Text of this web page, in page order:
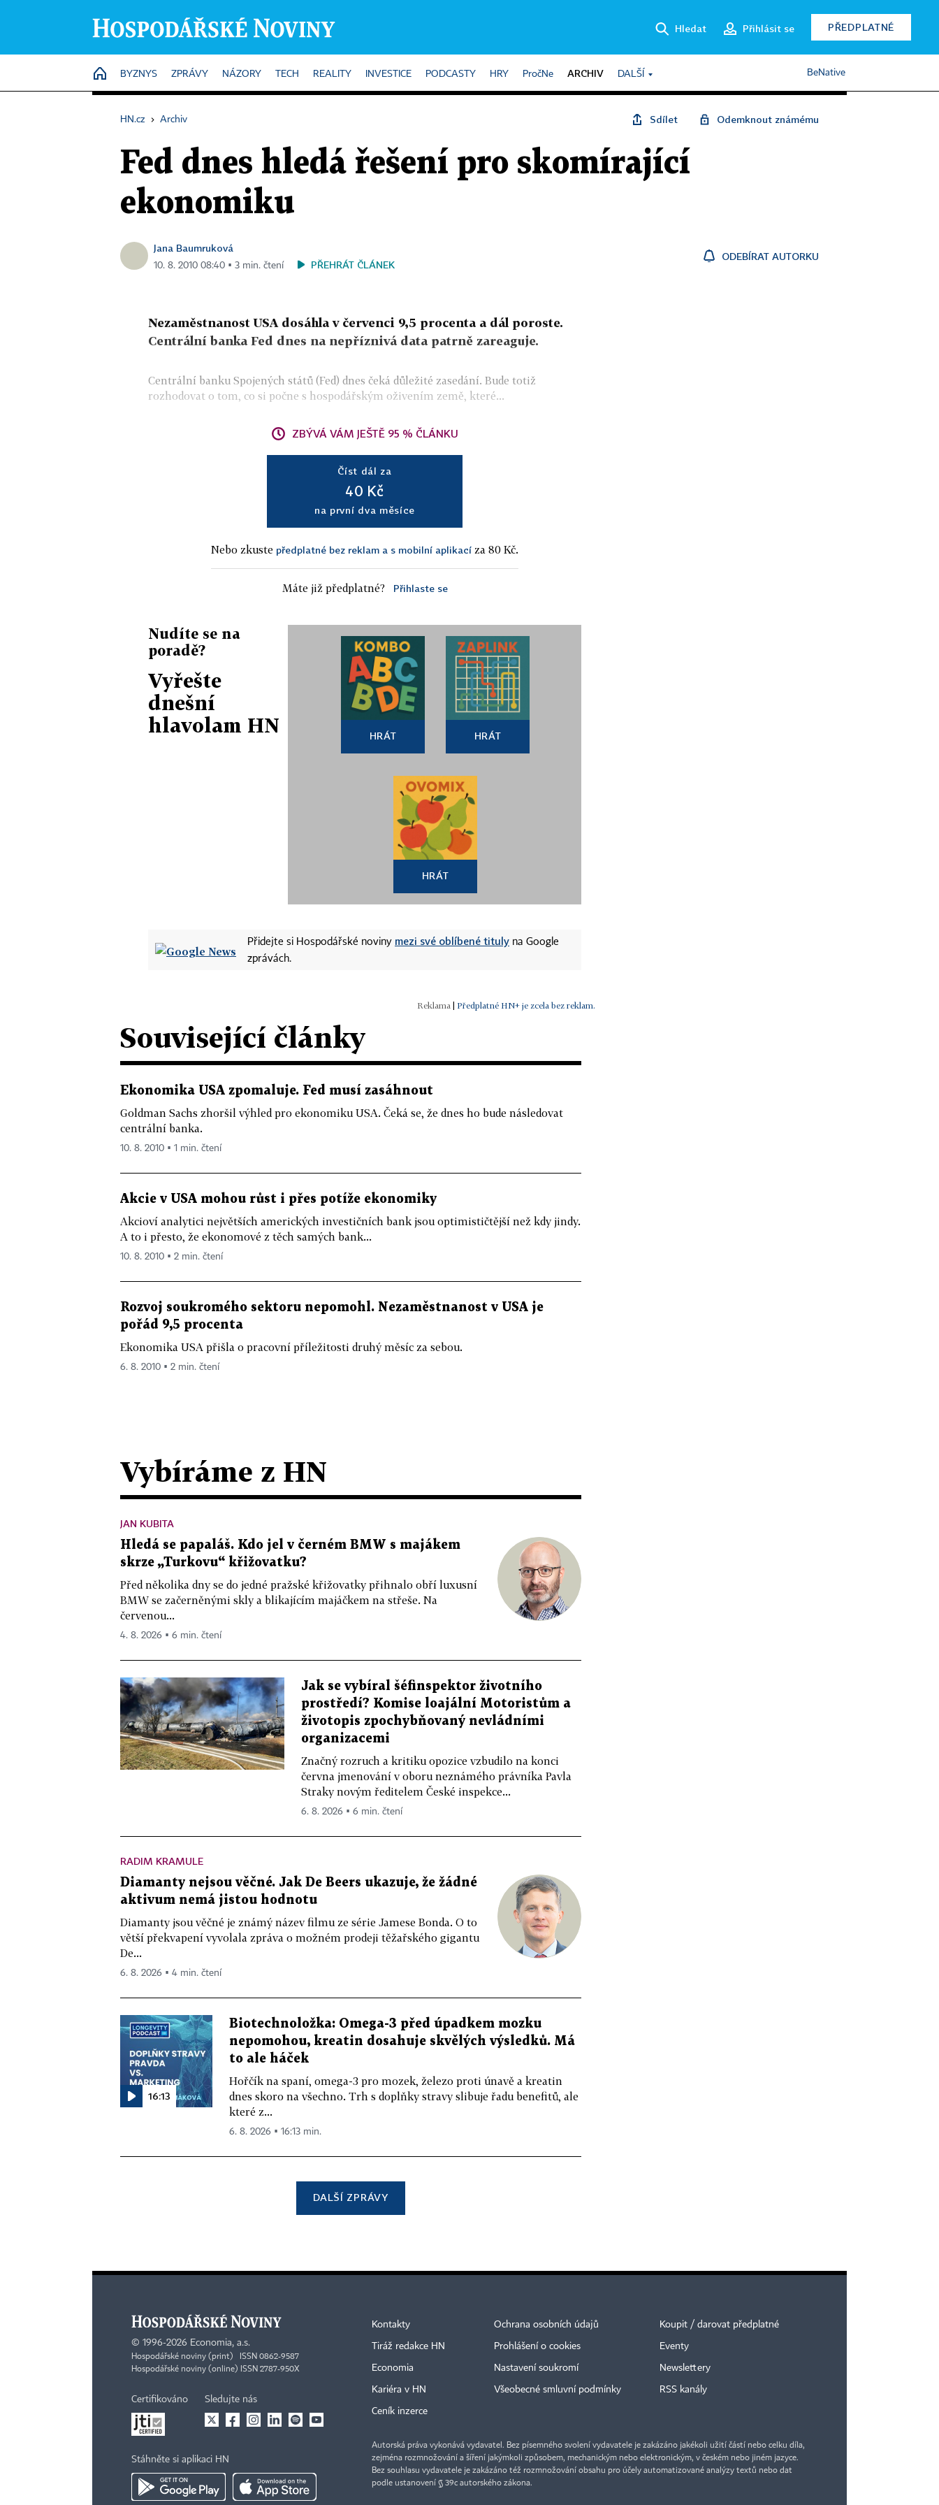
Hledat Přihlásit se PŘEDPLATNÉ
HOME
BYZNYS ZPRÁVY NÁZORY TECH REALITY INVESTICE PODCASTY HRY PročNe ARCHIV DALŠÍ BeNative
HN.cz › Archiv Sdílet Odemknout známému
Fed dnes hledá řešení pro skomírající
ekonomiku
Jana Baumruková
10. 8. 2010 08:40 ▪ 3 min. čtení PŘEHRÁT ČLÁNEK
ODEBÍRAT AUTORKU
Nezaměstnanost USA dosáhla v červenci 9,5 procenta a dál poroste.
Centrální banka Fed dnes na nepříznivá data patrně zareaguje.
Centrální banku Spojených států (Fed) dnes čeká důležité zasedání. Bude totiž
rozhodovat o tom, co si počne s hospodářským oživením země, které...
ZBÝVÁ VÁM JEŠTĚ 95 % ČLÁNKU
Číst dál za
40 Kč
na první dva měsíce
Nebo zkuste předplatné bez reklam a s mobilní aplikací za 80 Kč.
Máte již předplatné? Přihlaste se
Nudíte se na
poradě?
Vyřešte
dnešní
hlavolam HN
HRÁT HRÁT
HRÁT
Přidejte si Hospodářské noviny mezi své oblíbené tituly na Google
zprávách.
Předplatné HN+ je zcela bez reklam.
Související články
Ekonomika USA zpomaluje. Fed musí zasáhnout
Goldman Sachs zhoršil výhled pro ekonomiku USA. Čeká se, že dnes ho bude následovat
centrální banka.
10. 8. 2010 ▪ 1 min. čtení
Akcie v USA mohou růst i přes potíže ekonomiky
Akcioví analytici největších amerických investičních bank jsou optimističtější než kdy jindy.
A to i přesto, že ekonomové z těch samých bank...
10. 8. 2010 ▪ 2 min. čtení
Rozvoj soukromého sektoru nepomohl. Nezaměstnanost v USA je
pořád 9,5 procenta
Ekonomika USA přišla o pracovní příležitosti druhý měsíc za sebou.
6. 8. 2010 ▪ 2 min. čtení
Vybíráme z HN
JAN KUBITA
Hledá se papaláš. Kdo jel v černém BMW s majákem
skrze „Turkovu“ křižovatku?
Před několika dny se do jedné pražské křižovatky přihnalo obří luxusní
BMW se začerněnými skly a blikajícím majáčkem na střeše. Na
červenou...
4. 8. 2026 ▪ 6 min. čtení
Jak se vybíral šéfinspektor životního
prostředí? Komise loajální Motoristům a
životopis zpochybňovaný nevládními
organizacemi
Značný rozruch a kritiku opozice vzbudilo na konci
června jmenování v oboru neznámého právníka Pavla
Straky novým ředitelem České inspekce...
6. 8. 2026 ▪ 6 min. čtení
RADIM KRAMULE
Diamanty nejsou věčné. Jak De Beers ukazuje, že žádné
aktivum nemá jistou hodnotu
Diamanty jsou věčné je známý název filmu ze série Jamese Bonda. O to
větší překvapení vyvolala zpráva o možném prodeji těžařského gigantu
De...
6. 8. 2026 ▪ 4 min. čtení
16:13
Biotechnoložka: Omega-3 před úpadkem mozku
nepomohou, kreatin dosahuje skvělých výsledků. Má
to ale háček
Hořčík na spaní, omega-3 pro mozek, železo proti únavě a kreatin
dnes skoro na všechno. Trh s doplňky stravy slibuje řadu benefitů, ale
které z...
6. 8. 2026 ▪ 16:13 min.
DALŠÍ ZPRÁVY
© 1996-2026 Economia, a.s.
Hospodářské noviny (print) ISSN 0862-9587
Hospodářské noviny (online) ISSN 2787-950X
Certifikováno Sledujte nás
Stáhněte si aplikaci HN
Kontakty
Tiráž redakce HN
Economia
Kariéra v HN
Ceník inzerce
Ochrana osobních údajů
Prohlášení o cookies
Nastavení soukromí
Všeobecné smluvní podmínky
Koupit / darovat předplatné
Eventy
Newslettery
RSS kanály
Autorská práva vykonává vydavatel. Bez písemného svolení vydavatele je zakázáno jakékoli užití částí nebo celku díla,
zejména rozmnožování a šíření jakýmkoli způsobem, mechanickým nebo elektronickým, v českém nebo jiném jazyce.
Bez souhlasu vydavatele je zakázáno též rozmnožování obsahu pro účely automatizované analýzy textů nebo dat
podle ustanovení § 39c autorského zákona.